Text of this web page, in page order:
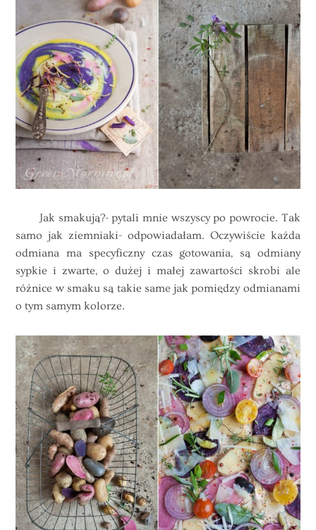
Jak smakują?- pytali mnie wszyscy po powrocie. Tak
samo jak ziemniaki- odpowiadałam. Oczywiście każda
odmiana ma specyficzny czas gotowania, są odmiany
sypkie i zwarte, o dużej i małej zawartości skrobi ale
różnice w smaku są takie same jak pomiędzy odmianami
o tym samym kolorze.